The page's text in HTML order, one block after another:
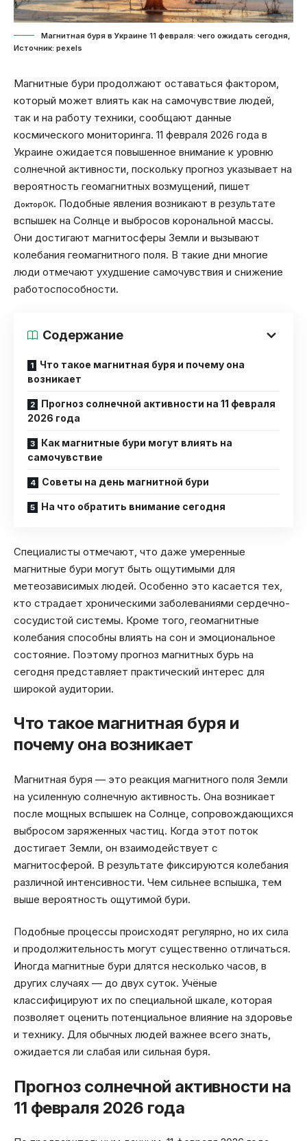
Магнитная буря в Украине 11 февраля: чего ожидать сегодня,
Источник: pexels
Магнитные бури продолжают оставаться фактором,
который может влиять как на самочувствие людей,
так и на работу техники, сообщают данные
космического мониторинга. 11 февраля 2026 года в
Украине ожидается повышенное внимание к уровню
солнечной активности, поскольку прогноз указывает на
вероятность геомагнитных возмущений, пишет
ДокторОК. Подобные явления возникают в результате
вспышек на Солнце и выбросов корональной массы.
Они достигают магнитосферы Земли и вызывают
колебания геомагнитного поля. В такие дни многие
люди отмечают ухудшение самочувствия и снижение
работоспособности.
Содержание
Что такое магнитная буря и почему она
возникает
Прогноз солнечной активности на 11 февраля
2026 года
Как магнитные бури могут влиять на
самочувствие
Советы на день магнитной бури
На что обратить внимание сегодня
Специалисты отмечают, что даже умеренные
магнитные бури могут быть ощутимыми для
метеозависимых людей. Особенно это касается тех,
кто страдает хроническими заболеваниями сердечно-
сосудистой системы. Кроме того, геомагнитные
колебания способны влиять на сон и эмоциональное
состояние. Поэтому прогноз магнитных бурь на
сегодня представляет практический интерес для
широкой аудитории.
Что такое магнитная буря и
почему она возникает
Магнитная буря — это реакция магнитного поля Земли
на усиленную солнечную активность. Она возникает
после мощных вспышек на Солнце, сопровождающихся
выбросом заряженных частиц. Когда этот поток
достигает Земли, он взаимодействует с
магнитосферой. В результате фиксируются колебания
различной интенсивности. Чем сильнее вспышка, тем
выше вероятность ощутимой бури.
Подобные процессы происходят регулярно, но их сила
и продолжительность могут существенно отличаться.
Иногда магнитные бури длятся несколько часов, в
других случаях — до двух суток. Учёные
классифицируют их по специальной шкале, которая
позволяет оценить потенциальное влияние на здоровье
и технику. Для обычных людей важнее всего знать,
ожидается ли слабая или сильная буря.
Прогноз солнечной активности на
11 февраля 2026 года